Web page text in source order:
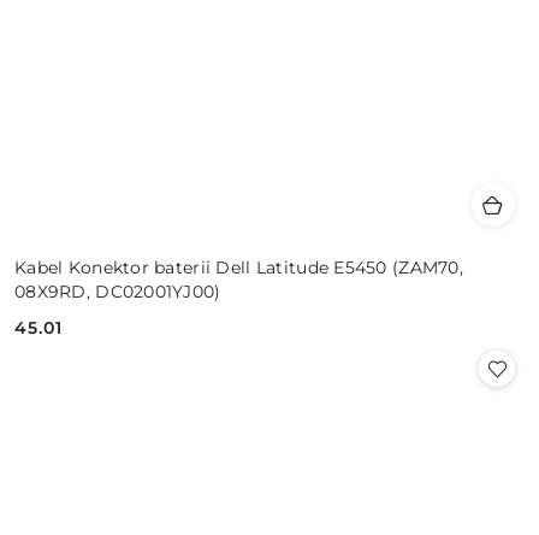
Kabel Konektor baterii Dell Latitude E5450 (ZAM70,
08X9RD, DC02001YJ00)
Cena:
45.01